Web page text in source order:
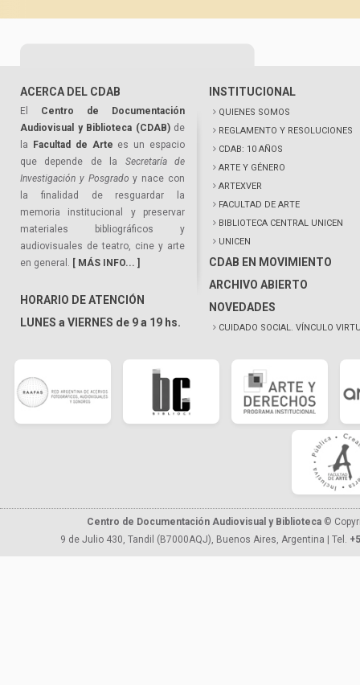
ACERCA DEL CDAB
El Centro de Documentación
Audiovisual y Biblioteca (CDAB)de
la
Facultad de Arte es un espacio
que depende de la Secretaría de
Investigación y Posgrado y nace con
la finalidad de resguardar la
memoria institucional y preservar
materiales bibliográficos y
audiovisuales de teatro, cine y arte
en general. [ MÁS INFO... ]
HORARIO DE ATENCIÓN
LUNES a VIERNES de 9 a 19 hs.
INSTITUCIONAL
QUIENES SOMOS
REGLAMENTO Y RESOLUCIONES
CDAB: 10 AÑOS
ARTE Y GÉNERO
ARTEXVER
FACULTAD DE ARTE
BIBLIOTECA CENTRAL UNICEN
UNICEN
CDAB EN MOVIMIENTO
ARCHIVO ABIERTO
NOVEDADES
CUIDADO SOCIAL. VÍNCULO
Centro de Documentación Audiovisual y Biblioteca ©
9 de Julio 430, Tandil (B7000AQJ), Buenos Aires, Argentina | Tel.